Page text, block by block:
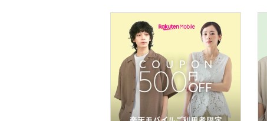
コフレ・キット・セット
食器・調理器具・キッチ
ン用品
インテリア・生活雑貨
スマホグッズ・オーディ
オ機器